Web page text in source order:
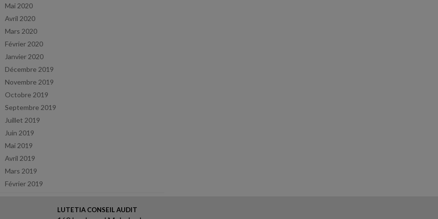
Mai 2020
Avril 2020
Mars 2020
Février 2020
Janvier 2020
Décembre 2019
Novembre 2019
Octobre 2019
Septembre 2019
Juillet 2019
Juin 2019
Mai 2019
Avril 2019
Mars 2019
Février 2019
LUTETIA CONSEIL AUDIT